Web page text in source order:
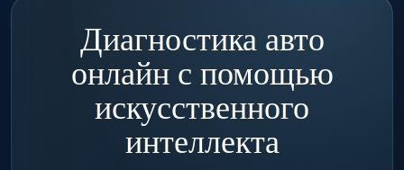
Диагностика авто
онлайн с помощью
искусственного
интеллекта